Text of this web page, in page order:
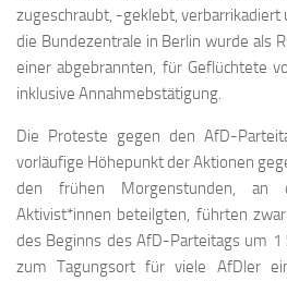
zugeschraubt, -geklebt,
die Bundezentrale in Berlin wurde als
einer abgebrannten, für Geflüchtete
inklusive Annahmebstätigung.
Die Proteste gegen den AfD-
vorläufige Höhepunkt der Aktionen
den frühen Morgenstunden,
Aktivist*innen beteilgten, führten
des Beginns des AfD-Parteitags um
zum Tagungsort für viele AfDler